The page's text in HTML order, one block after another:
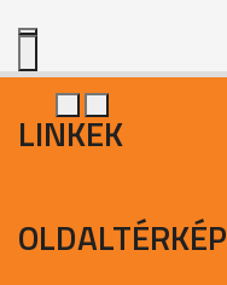
LINKEK
OLDALTÉRKÉP